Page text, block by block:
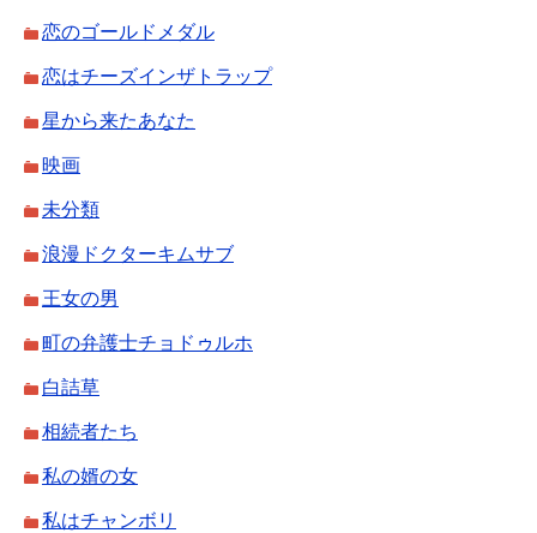
恋のゴールドメダル
恋はチーズインザトラップ
星から来たあなた
映画
未分類
浪漫ドクターキムサブ
王女の男
町の弁護士チョドゥルホ
白詰草
相続者たち
私の婿の女
私はチャンボリ